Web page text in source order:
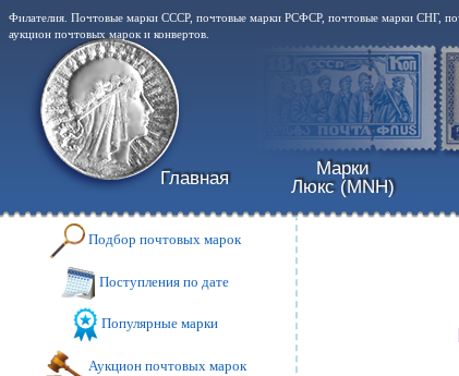
Филателия. Почтовые марки СССР, почтовые марки РСФСР, почтовые марки СНГ,
аукцион почтовых марок и конвертов.
Главная
Марки
Люкс (MNH)
Подбор почтовых марок
Поступления по дате
Популярные марки
Аукцион почтовых марок